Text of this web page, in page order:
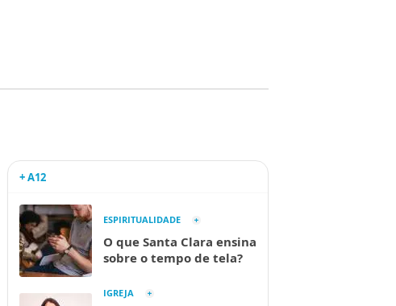
+ A12
ESPIRITUALIDADE
O que Santa Clara ensina
sobre o tempo de tela?
IGREJA